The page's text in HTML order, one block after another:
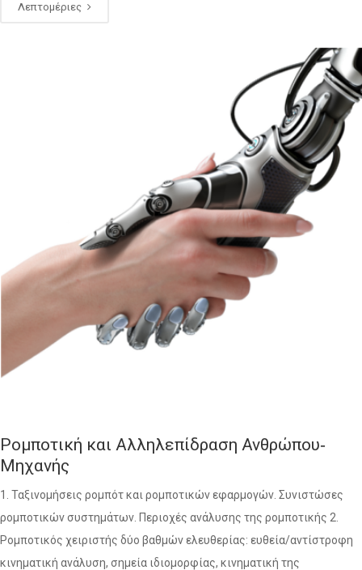
Λεπτομέριες
Ρομποτική και Αλληλεπίδραση Ανθρώπου‐
Μηχανής
1. Ταξινομήσεις ρομπότ και ρομποτικών εφαρμογών. Συνιστώσες
ρομποτικών συστημάτων. Περιοχές ανάλυσης της ρομποτικής 2.
Ρομποτικός χειριστής δύο βαθμών ελευθερίας: ευθεία/αντίστροφη
κινηματική ανάλυση, σημεία ιδιομορφίας, κινηματική της